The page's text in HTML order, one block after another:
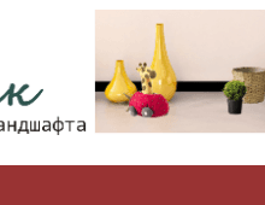
дома. Идеи со всего мира.